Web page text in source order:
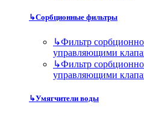
↳Сорбционные фильтры
↳Фильтр
управляющими
↳Фильтр
управляющими
↳Умягчители воды